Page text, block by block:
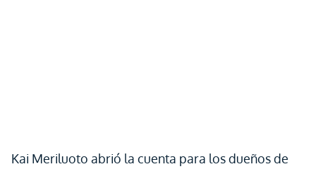
Kai Meriluoto abrió la cuenta para los dueños de